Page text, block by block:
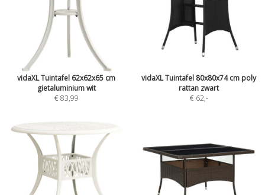
vidaXL Tuintafel 62x62x65 cm
gietaluminium wit
€ 83,99
vidaXL Tuintafel 80x80x74 cm poly
rattan zwart
€ 62,-